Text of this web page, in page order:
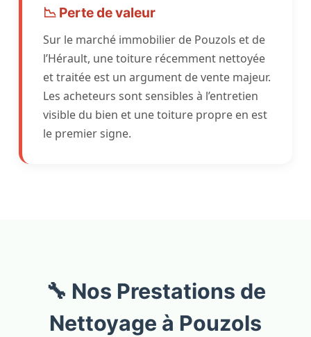
📉 Perte de valeur
Sur le marché immobilier de Pouzols et de
l’Hérault, une toiture récemment nettoyée
et traitée est un argument de vente majeur.
Les acheteurs sont sensibles à l’entretien
visible du bien et une toiture propre en est
le premier signe.
🔧 Nos Prestations de
Nettoyage à Pouzols